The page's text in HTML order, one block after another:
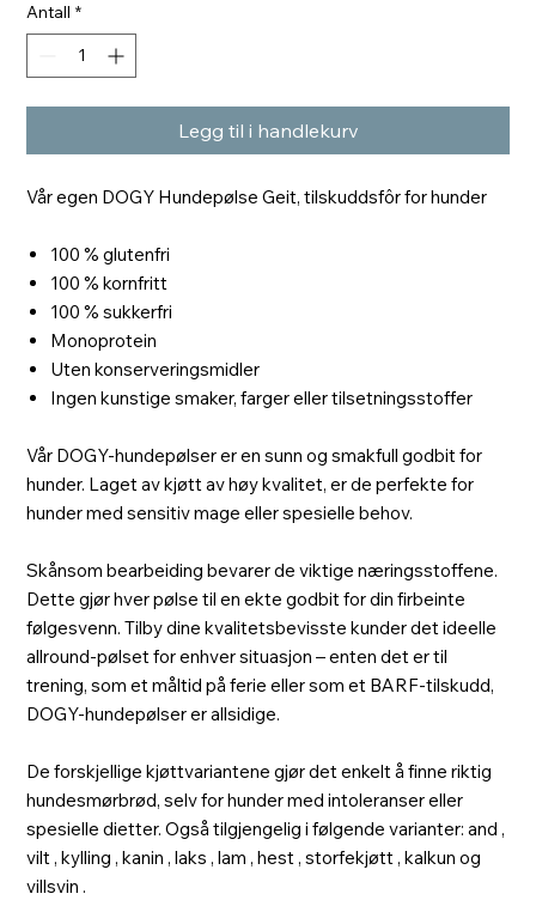
Antall *
Legg til i handlekurv
Vår egen DOGY Hundepølse Geit, tilskuddsfôr for hunder
100 % glutenfri
100 % kornfritt
100 % sukkerfri
Monoprotein
Uten konserveringsmidler
Ingen kunstige smaker, farger eller tilsetningsstoffer
Vår DOGY-hundepølser er en sunn og smakfull godbit for
hunder. Laget av kjøtt av høy kvalitet, er de perfekte for
hunder med sensitiv mage eller spesielle behov.
Skånsom bearbeiding bevarer de viktige næringsstoffene.
Dette gjør hver pølse til en ekte godbit for din firbeinte
følgesvenn. Tilby dine kvalitetsbevisste kunder det ideelle
allround-pølset for enhver situasjon – enten det er til
trening, som et måltid på ferie eller som et BARF-tilskudd,
DOGY-hundepølser er allsidige.
De forskjellige kjøttvariantene gjør det enkelt å finne riktig
hundesmørbrød, selv for hunder med intoleranser eller
spesielle dietter. Også tilgjengelig i følgende varianter: and ,
vilt , kylling , kanin , laks , lam , hest , storfekjøtt , kalkun og
villsvin .